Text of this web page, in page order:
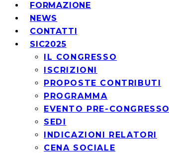
FORMAZIONE
NEWS
CONTATTI
SIC2025
IL CONGRESSO
ISCRIZIONI
PROPOSTE CONTRIBUTI
PROGRAMMA
EVENTO PRE-CONGRESSO
SEDI
INDICAZIONI RELATORI
CENA SOCIALE